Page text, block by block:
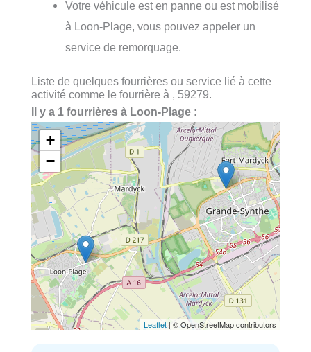
Votre véhicule est en panne ou est mobilisé
à Loon-Plage, vous pouvez appeler un
service de remorquage.
Liste de quelques fourrières ou service lié à cette
activité comme le fourrière à , 59279.
Il y a 1 fourrières à Loon-Plage :
+
−
Leaflet | © OpenStreetMap contributors